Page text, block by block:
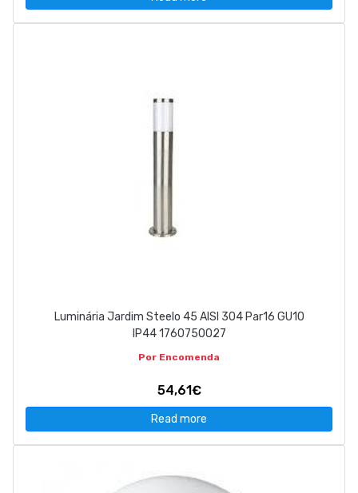
Luminária Jardim Steelo 45 AISI 304 Par16 GU10
IP44 1760750027
Por Encomenda
54,61€
Read more